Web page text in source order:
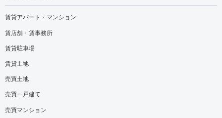
賃貸アパート・マンション
賃店舗・賃事務所
賃貸駐車場
賃貸土地
売買土地
売買一戸建て
売買マンション